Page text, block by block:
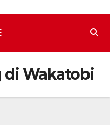
Wakatobi